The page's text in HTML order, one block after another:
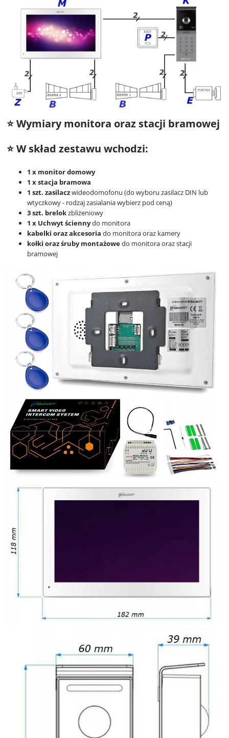
⭐ Wymiary monitora oraz stacji bramowej
⭐ W skład zestawu wchodzi:
1 x monitor domowy
1 x stacja bramowa
1 szt. zasilaczwideodomofonu (do wyboru zasilacz DIN lub
wtyczkowy - rodzaj zasialania wybierz pod ceną)
3 szt. brelokzbliżeniowy
1 x Uchwyt ściennydo monitora
kabelki oraz akcesoria do monitora oraz kamery
kołki oraz śruby montażowedo monitora oraz stacji
bramowej